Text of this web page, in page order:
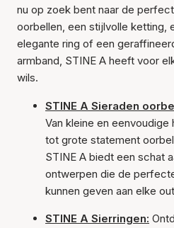
nu op zoek bent naar de
oorbellen, een stijlvolle ketting,
elegante ring of een
armband, STINE A heeft voor
wils.
STINE A Sieraden
Van kleine en eenvoudige
tot grote statement
STINE A biedt een schat
ontwerpen die de
kunnen geven aan elke
STINE A Sierringen: